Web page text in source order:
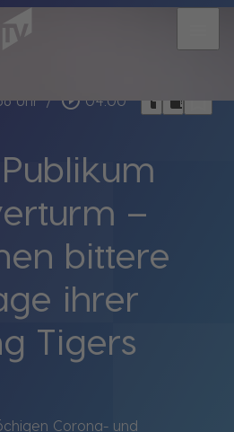
Uhr / play_circle_outline 04:00 headphones chrome_reader_mode
–
bittere
ihrer
Tigers
Corona- und